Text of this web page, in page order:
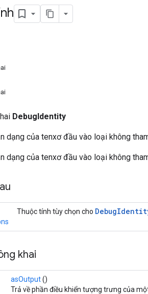
DebugIdentity
dạng của tenxơ đầu vào loại không
dạng của tenxơ đầu vào loại không
Thuộc tính tùy chọn cho Debug
khai
asOutput()
Trả về phần điều khiển tượng trưng của